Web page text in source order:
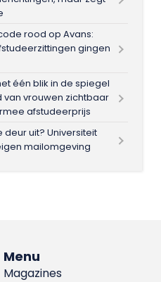
rood op Avans:
gingen
één blik in de spiegel
van vrouwen zichtbaar
afstudeerprijs
deur uit? Universiteit
mailomgeving
Menu
Magazines